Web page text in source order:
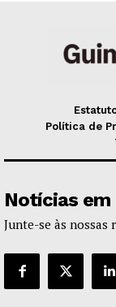
Política de
Notícias em
Junte-se às nossas